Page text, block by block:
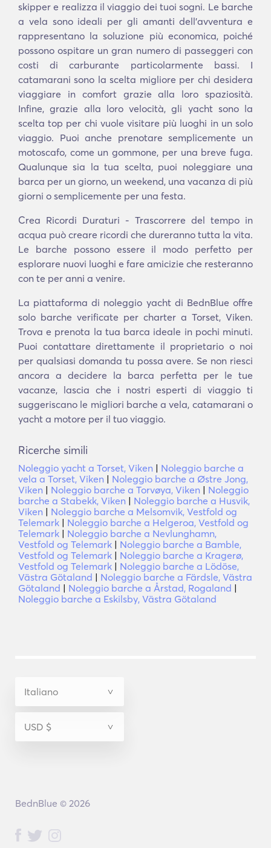
skipper e realizza il viaggio dei tuoi sogni. Le barche
a vela sono ideali per gli amanti dell'avventura e
rappresentano la soluzione più economica, poiché
possono ospitare un gran numero di passeggeri con
costi di carburante particolarmente bassi. I
catamarani sono la scelta migliore per chi desidera
viaggiare in comfort grazie alla loro spaziosità.
Infine, grazie alla loro velocità, gli yacht sono la
scelta top per chi vuole visitare più luoghi in un solo
viaggio. Puoi anche prenotare semplicemente un
motoscafo, come un gommone, per una breve fuga.
Qualunque sia la tua scelta, puoi noleggiare una
barca per un giorno, un weekend, una vacanza di più
giorni o semplicemente per una festa.
Crea Ricordi Duraturi - Trascorrere del tempo in
acqua può creare ricordi che dureranno tutta la vita.
Le barche possono essere il modo perfetto per
esplorare nuovi luoghi e fare amicizie che resteranno
con te per anni a venire.
La piattaforma di noleggio yacht di BednBlue offre
solo barche verificate per charter a Torset, Viken.
Trova e prenota la tua barca ideale in pochi minuti.
Puoi contattare direttamente il proprietario o noi
per qualsiasi domanda tu possa avere. Se non riesci
ancora a decidere la barca perfetta per le tue
vacanze, lascia che i nostri esperti di viaggio ti
suggeriscano le migliori barche a vela, catamarani o
yacht a motore per il tuo viaggio.
Ricerche simili
Noleggio yacht a Torset, Viken | Noleggio barche a
vela a Torset, Viken | Noleggio barche a Østre Jong,
Viken | Noleggio barche a Torvøya, Viken | Noleggio
barche a Stabekk, Viken | Noleggio barche a Husvik,
Viken | Noleggio barche a Melsomvik, Vestfold og
Telemark | Noleggio barche a Helgeroa, Vestfold og
Telemark | Noleggio barche a Nevlunghamn,
Vestfold og Telemark | Noleggio barche a Bamble,
Vestfold og Telemark | Noleggio barche a Kragerø,
Vestfold og Telemark | Noleggio barche a Lödöse,
Västra Götaland | Noleggio barche a Färdsle, Västra
Götaland | Noleggio barche a Årstad, Rogaland |
Noleggio barche a Eskilsby, Västra Götaland
BednBlue © 2026